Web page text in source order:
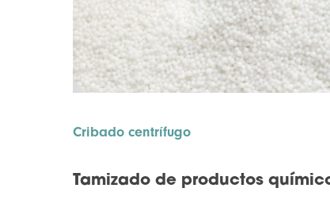
Cribado centrífugo
Tamizado de productos